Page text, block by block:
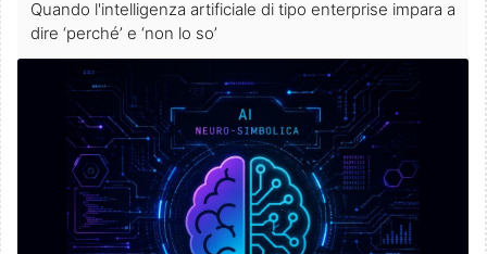
Quando l'intelligenza artificiale di tipo enterprise impara a
dire ‘perché’ e ‘non lo so’